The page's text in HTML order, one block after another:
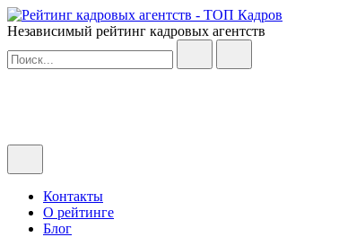
Независимый рейтинг кадровых агентств
Контакты
О рейтинге
Блог